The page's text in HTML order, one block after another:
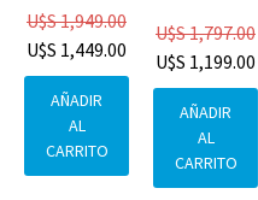
U$S1,949.00
U$S 1,449.00
AÑADIR
AL
CARRITO
U$S1,797.00
U$S 1,199.00
AÑADIR
AL
CARRITO